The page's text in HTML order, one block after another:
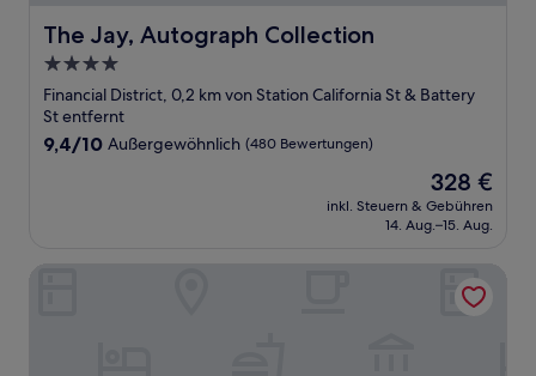
The Jay, Autograph Collection
The Jay, Autograph Collection
4.0-
Sterne-
Unterkunft
Financial District, 0,2 km von Station California St & Battery
St entfernt
9.4
9,4/10 Außergewöhnlich (480 Bewertungen)
Der
Preis
beträgt
328 €
inkl. Steuern & Gebühren
14. Aug.–15. Aug.
Palace Hotel, a Luxury Collection Hotel, San Francisco